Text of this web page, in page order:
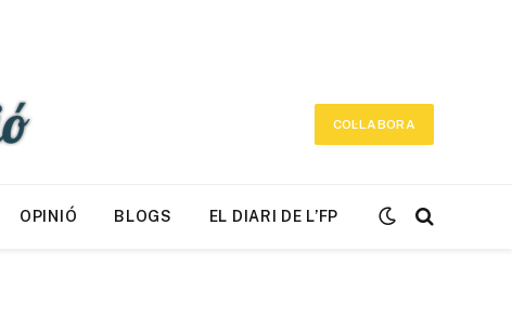
COL·LABORA
OPINIÓ BLOGS EL DIARI DE L’FP